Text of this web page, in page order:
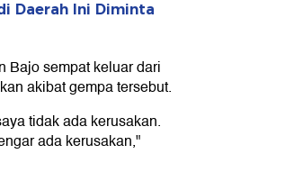
Daerah Ini Diminta
Bajo sempat keluar dari
akibat gempa tersebut.
tidak ada kerusakan.
ada kerusakan,"